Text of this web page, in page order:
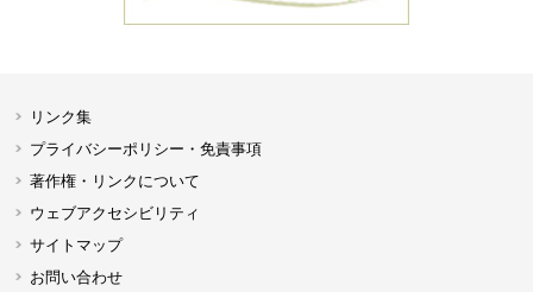
リンク集
プライバシーポリシー・免責事項
著作権・リンクについて
ウェブアクセシビリティ
サイトマップ
お問い合わせ